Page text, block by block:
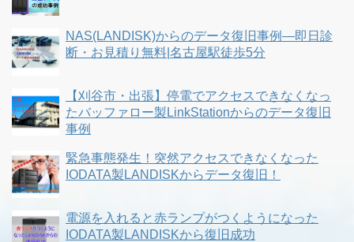
NAS(LANDISK)からのデータ復旧事例―即日診
断・お見積り無料|名古屋駅徒歩5分
【刈谷市・出張】停電でアクセスできなくなっ
たバッファロー製LinkStationからのデータ復旧
事例
緊急事態発生！突然アクセスできなくなった
IODATA製LANDISKからデータ復旧！
電源を入れると赤ランプがつくようになった
IODATA製LANDISKから復旧成功